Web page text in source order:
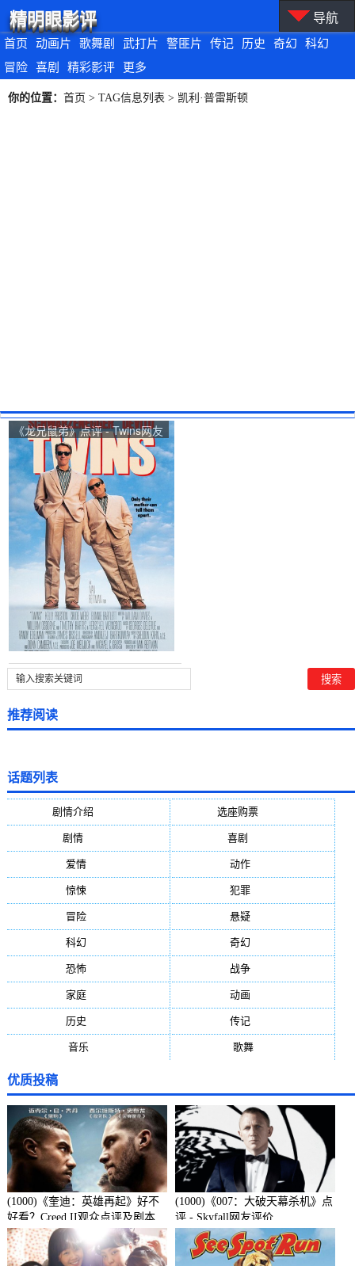
首页 动画片 歌舞剧 武打片 警匪片 传记 历史 奇幻
科幻
冒险
喜剧 精彩影评 更多
精明眼影评 导航
你的位置： 首页 > TAG信息列表 > 凯利·普雷斯顿
《龙兄鼠弟》点评 - Twins网友
评价
推荐阅读
话题列表
剧情介绍 选座购票(5388)
剧情 喜剧
爱情(887) 动作
惊悚(648) 犯罪
冒险(377) 悬疑
科幻 奇幻
恐怖(236) 战争
家庭(195) 动画
历史 传记
音乐 歌舞(81)
优质投稿
(1000)《奎迪：英雄再起》好不
好看？Creed II观众点评及剧本
(1000)《007：大破天幕杀机》点
评 - Skyfall网友评价